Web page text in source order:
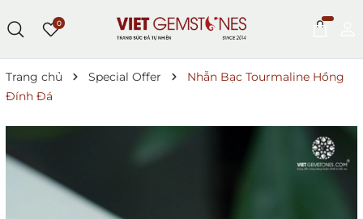
0
Trang chủ Special Offer
Nhẫn Bạc Tourmaline Hồng
Đính Đá